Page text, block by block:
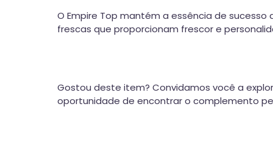
O Empire Top mantém a essência de
frescas que proporcionam frescor e
Gostou deste item? Convidamos você a
oportunidade de encontrar o complemento